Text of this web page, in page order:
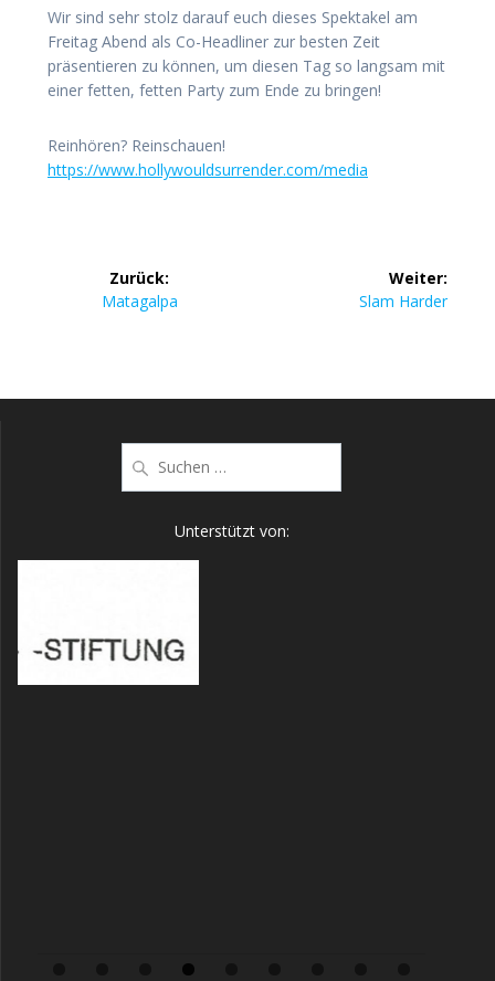
Wir sind sehr stolz darauf euch dieses Spektakel am
Freitag Abend als Co-Headliner zur besten Zeit
präsentieren zu können, um diesen Tag so langsam mit
einer fetten, fetten Party zum Ende zu bringen!
Reinhören? Reinschauen!
https://www.hollywouldsurrender.com/media
Beitrags-
Navigation
Zurück:
Vorheriger
Matagalpa
Weiter:
Nächster
Slam Harder
nach:
Unterstützt von: